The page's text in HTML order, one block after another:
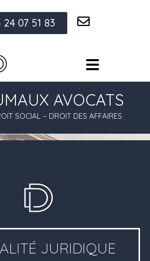
24 07 51 83
AVOCATS
SOCIAL – DROIT DES AFFAIRES
JURIDIQUE